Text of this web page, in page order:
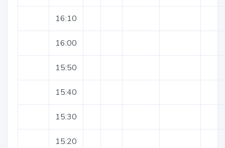
16:10
16:00
15:50
15:40
15:30
15:20